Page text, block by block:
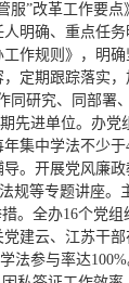
服”改革工作要
明确、重点任
作规则》，明
定期跟踪落实
研究、同部署
先进单位。办
集中学法不少
。开展党风廉政
规等专题讲座
。全办16个党
建云、江苏干
法参与率达100%